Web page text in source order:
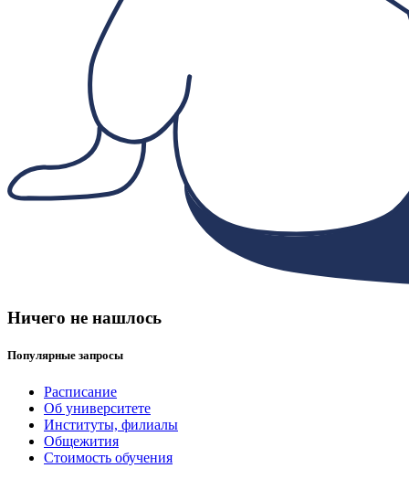
Ничего не нашлось
Популярные запросы
Расписание
Об университете
Институты, филиалы
Общежития
Стоимость обучения